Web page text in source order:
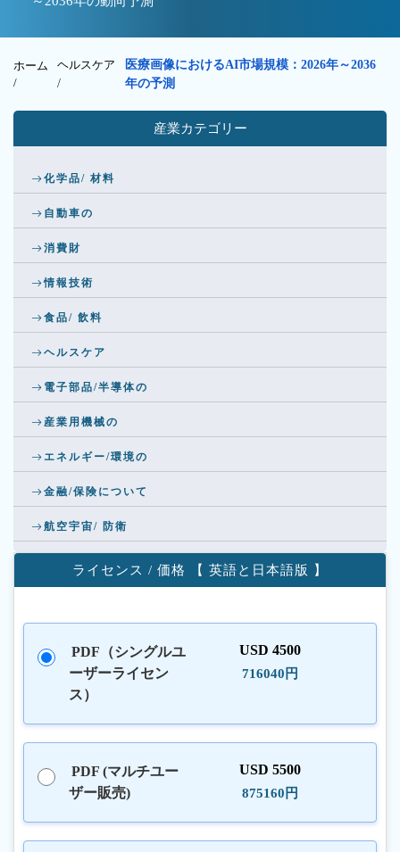
ホーム
/
ヘルスケア
/
医療画像におけるAI市場規模：2026年～2036
年の予測
産業カテゴリー
化学品/ 材料
自動車の
消費財
情報技術
食品/ 飲料
ヘルスケア
電子部品/半導体の
産業用機械の
エネルギー/環境の
金融/保険について
航空宇宙/ 防衛
ライセンス / 価格 【 英語と日本語版 】
PDF（シングルユ
ーザーライセン
ス）
USD 4500
716040円
PDF (マルチユー
ザー販売)
USD 5500
875160円